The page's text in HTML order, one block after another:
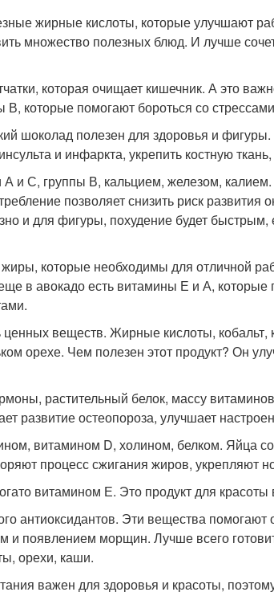
жирные кислоты, которые улучшают
множество полезных блюд. И лучше
которая очищает кишечник. А это
В, которые помогают бороться со
шоколад полезен для здоровья и фигуры.
и инфаркта, укрепить костную
и С, группы В, кальцием, железом,
позволяет снизить риск развития
и для фигуры, похудение будет
которые необходимы для отличной
в авокадо есть витамины Е и А,
веществ. Жирные кислоты, кобальт,
орехе. Чем полезен этот продукт? Он
растительный белок, массу
развитие остеопороза, улучшает
витамином D, холином, белком. Яйца
процесс сжигания жиров, укрепляют
витамином Е. Это продукт для красоты
антиоксидантов. Эти вещества помогают
появлением морщин. Лучше всего
орехи, каши.
важен для здоровья и красоты,